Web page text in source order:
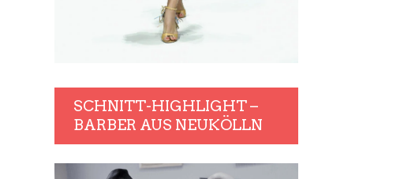
SCHNITT-HIGHLIGHT –
BARBER AUS NEUKÖLLN